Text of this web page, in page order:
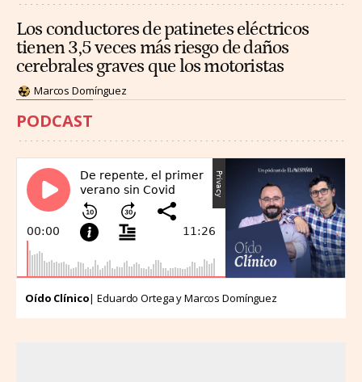
Los conductores de patinetes eléctricos
tienen 3,5 veces más riesgo de daños
cerebrales graves que los motoristas
Marcos Domínguez
PODCAST
Oído Clínico| Eduardo Ortega y Marcos Domínguez